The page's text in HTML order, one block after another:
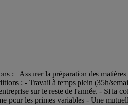
: - Assurer la préparation des matières
: - Travail à temps plein (35h/
sur le reste de l'année. - Si la
pour les primes variables - Une